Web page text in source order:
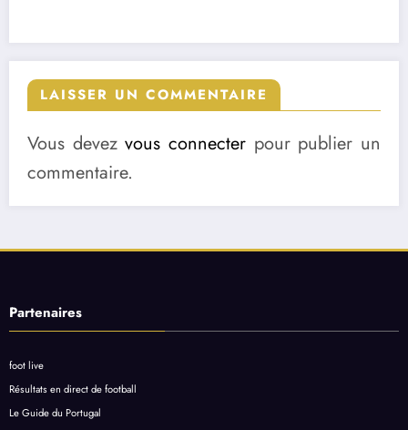
LAISSER UN COMMENTAIRE
Vous devezvous connecter pour publier un
commentaire.
Partenaires
foot live
Résultats en direct de football
Le Guide du Portugal